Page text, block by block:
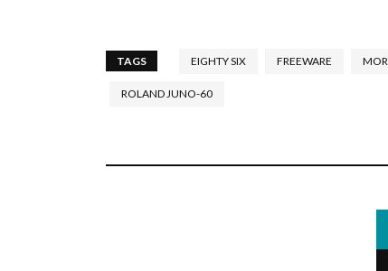
TAGS EIGHTY SIX FREEWARE
ROLAND JUNO-60